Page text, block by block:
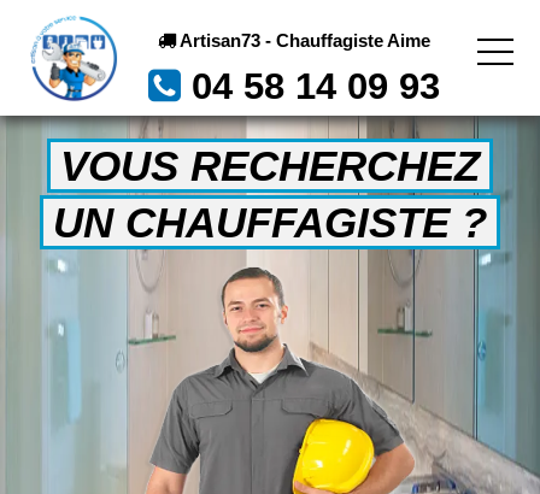
Artisan73 - Chauffagiste Aime
04 58 14 09 93
VOUS RECHERCHEZ
UN CHAUFFAGISTE ?